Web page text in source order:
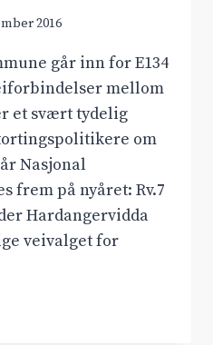
2016
går inn for E134
mellom
et svært tydelig
om
Nasjonal
frem på nyåret: Rv.7
Hardangervidda
veivalget for